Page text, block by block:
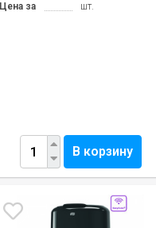
Цена за
шт.
В корзину